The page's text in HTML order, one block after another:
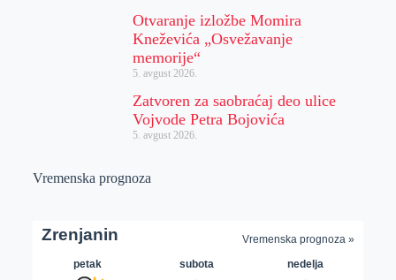
Otvaranje izložbe Momira
Kneževića „Osvežavanje
memorije“
5. avgust 2026.
Zatvoren za saobraćaj deo ulice
Vojvode Petra Bojovića
5. avgust 2026.
Vremenska prognoza